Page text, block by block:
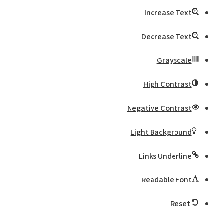
Increase Text
Decrease Text
Grayscale
High Contrast
Negative Contrast
Light Background
Links Underline
Readable Font
Reset